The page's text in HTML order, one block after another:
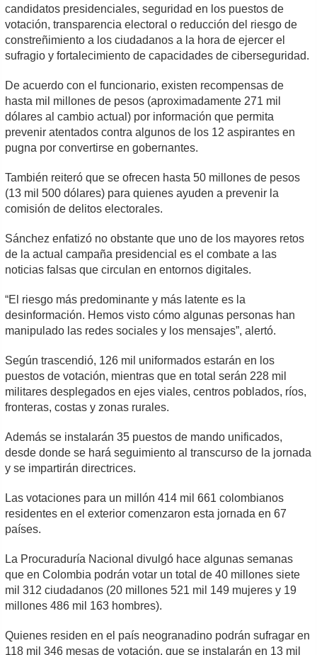
candidatos presidenciales, seguridad en los puestos de
votación, transparencia electoral o reducción del riesgo de
constreñimiento a los ciudadanos a la hora de ejercer el
sufragio y fortalecimiento de capacidades de ciberseguridad.
De acuerdo con el funcionario, existen recompensas de
hasta mil millones de pesos (aproximadamente 271 mil
dólares al cambio actual) por información que permita
prevenir atentados contra algunos de los 12 aspirantes en
pugna por convertirse en gobernantes.
También reiteró que se ofrecen hasta 50 millones de pesos
(13 mil 500 dólares) para quienes ayuden a prevenir la
comisión de delitos electorales.
Sánchez enfatizó no obstante que uno de los mayores retos
de la actual campaña presidencial es el combate a las
noticias falsas que circulan en entornos digitales.
“El riesgo más predominante y más latente es la
desinformación. Hemos visto cómo algunas personas han
manipulado las redes sociales y los mensajes”, alertó.
Según trascendió, 126 mil uniformados estarán en los
puestos de votación, mientras que en total serán 228 mil
militares desplegados en ejes viales, centros poblados, ríos,
fronteras, costas y zonas rurales.
Además se instalarán 35 puestos de mando unificados,
desde donde se hará seguimiento al transcurso de la jornada
y se impartirán directrices.
Las votaciones para un millón 414 mil 661 colombianos
residentes en el exterior comenzaron esta jornada en 67
países.
La Procuraduría Nacional divulgó hace algunas semanas
que en Colombia podrán votar un total de 40 millones siete
mil 312 ciudadanos (20 millones 521 mil 149 mujeres y 19
millones 486 mil 163 hombres).
Quienes residen en el país neogranadino podrán sufragar en
118 mil 346 mesas de votación, que se instalarán en 13 mil